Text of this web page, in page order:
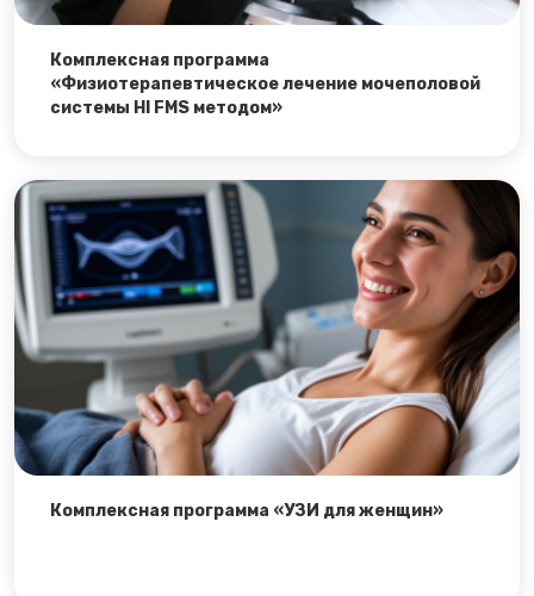
Комплексная программа
«Физиотерапевтическое лечение мочеполовой
системы HI FMS методом»
Комплексная программа «УЗИ для женщин»